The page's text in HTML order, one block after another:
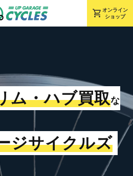
shopping_cart オンライン
ショップ
ム・ハブ買取な
ジサイクルズ